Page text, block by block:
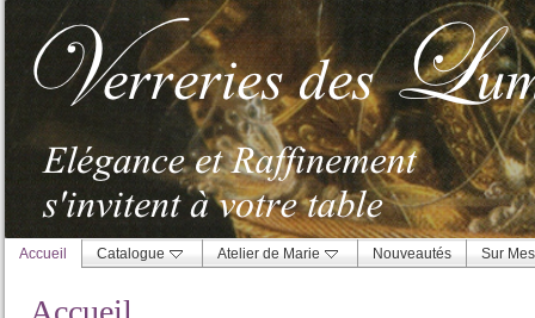
Accueil Catalogue Atelier de Marie Nouveautés Sur